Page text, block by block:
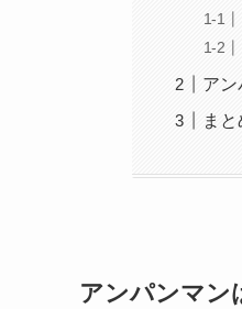
アン
ま
アンパンマン